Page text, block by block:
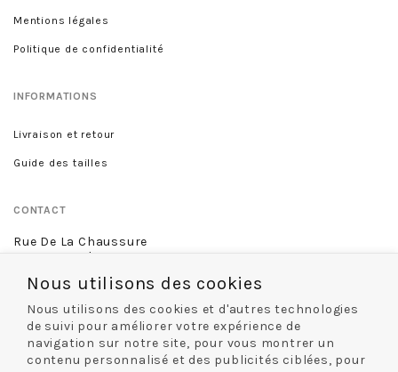
Mentions légales
Politique de confidentialité
INFORMATIONS
Livraison et retour
Guide des tailles
CONTACT
Rue De La Chaussure
46 rue Royale
02 38 68 60 13
Nous utilisons des cookies
Nous utilisons des cookies et d'autres technologies
de suivi pour améliorer votre expérience de
navigation sur notre site, pour vous montrer un
contenu personnalisé et des publicités ciblées, pour